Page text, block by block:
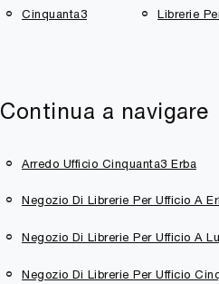
Cinquanta3 Librerie
Continua a navigare
Arredo Ufficio Cinquanta3 Erba
Negozio Di Librerie Per Ufficio A
Negozio Di Librerie Per Ufficio A
Negozio Di Librerie Per Ufficio